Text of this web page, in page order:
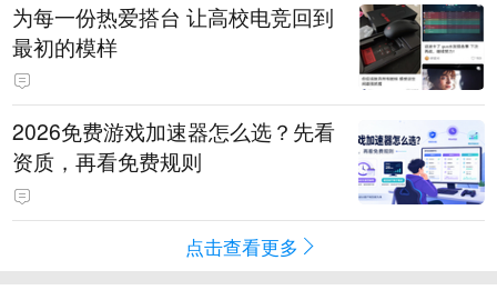
为每一份热爱搭台 让高校电竞回到
最初的模样
2026免费游戏加速器怎么选？先看
资质，再看免费规则
点击查看更多